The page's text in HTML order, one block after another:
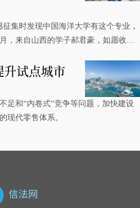
集时发现中国海洋大学有这个专业，
，来自山西的学子郝君豪，如愿收到
试点城市
足和“内卷式”竞争等问题，加快建设
现代零售体系。